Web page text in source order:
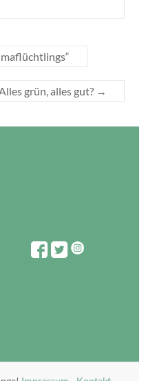
Alles grün, alles gut? →